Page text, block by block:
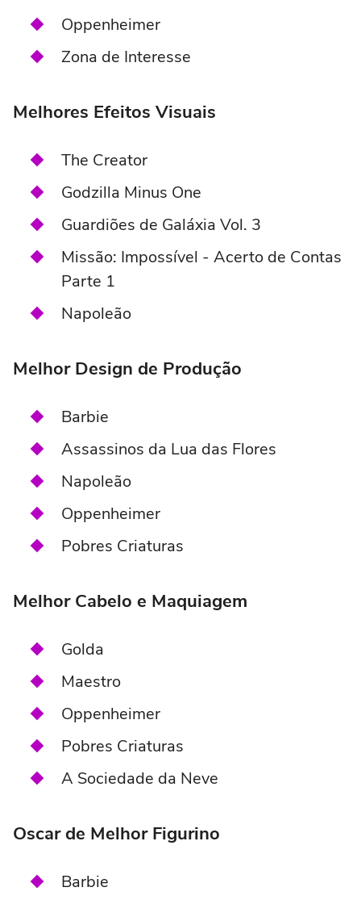
Oppenheimer
Zona de Interesse
Melhores Efeitos Visuais
The Creator
Godzilla Minus One
Guardiões de Galáxia Vol. 3
Missão: Impossível - Acerto de Contas
Parte 1
Napoleão
Melhor Design de Produção
Barbie
Assassinos da Lua das Flores
Napoleão
Oppenheimer
Pobres Criaturas
Melhor Cabelo e Maquiagem
Golda
Maestro
Oppenheimer
Pobres Criaturas
A Sociedade da Neve
Oscar de Melhor Figurino
Barbie